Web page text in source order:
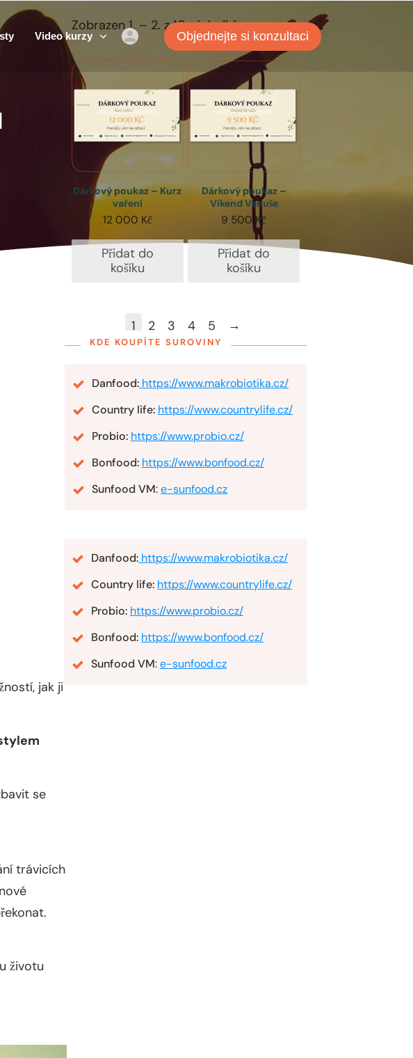
Video kurzy Objednejte si konzultaci
jak ji
se
trávicích
životu
Zobrazen 1. – 2. z 10 výsledků
Dárkový poukaz – Kurz
vaření
12 000 Kč
Přidat do
košíku
Dárkový poukaz –
Víkend Venuše
9 500 Kč
Přidat do
košíku
1 2 3 4 5 →
KDE KOUPÍTE SUROVINY
Danfood: https://www.makrobiotika.cz/
Country life: https://www.countrylife.cz/
Probio: https://www.probio.cz/
Bonfood: https://www.bonfood.cz/
Sunfood VM:e-sunfood.cz
Danfood: https://www.makrobiotika.cz/
Country life: https://www.countrylife.cz/
Probio: https://www.probio.cz/
Bonfood: https://www.bonfood.cz/
Sunfood VM:e-sunfood.cz